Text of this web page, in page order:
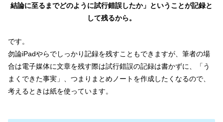
結論に至るまでどのように試行錯誤したか」ということが記録と
して残るから。
です。
勿論iPadやらでしっかり記録を残すこともできますが、筆者の場
合は電子媒体に文章を残す際は試行錯誤の記録は書かずに、「う
まくできた事実」、つまりまとめノートを作成したくなるので、
考えるときは紙を使っています。